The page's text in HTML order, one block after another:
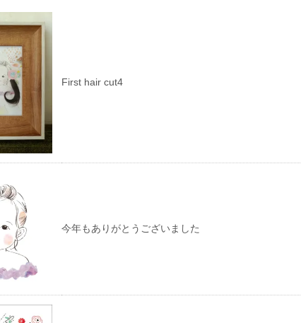
First hair cut4
今年もありがとうございました